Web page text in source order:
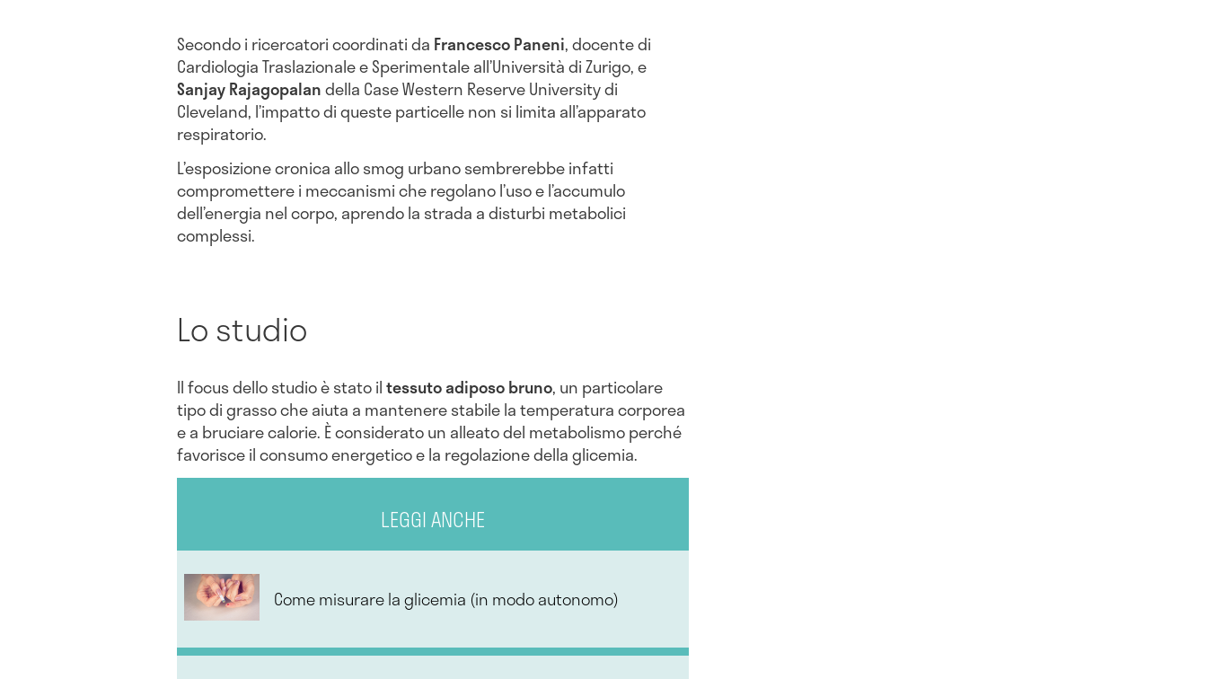
Secondo i ricercatori coordinati da Francesco Paneni, docente di
Cardiologia Traslazionale e Sperimentale all’Università di Zurigo, e
Sanjay Rajagopalandella Case Western Reserve University di
Cleveland, l’impatto di queste particelle non si limita all’apparato
respiratorio.
L’esposizione cronica allo smog urbano sembrerebbe infatti
compromettere i meccanismi che regolano l’uso e l’accumulo
dell’energia nel corpo, aprendo la strada a disturbi metabolici
complessi.
Lo studio
Il focus dello studio è stato iltessuto adiposo bruno, un particolare
tipo di grasso che aiuta a mantenere stabile la temperatura corporea
e a bruciare calorie. È considerato un alleato del metabolismo perché
favorisce il consumo energetico e la regolazione della glicemia.
LEGGI ANCHE
Come misurare la glicemia (in modo autonomo)